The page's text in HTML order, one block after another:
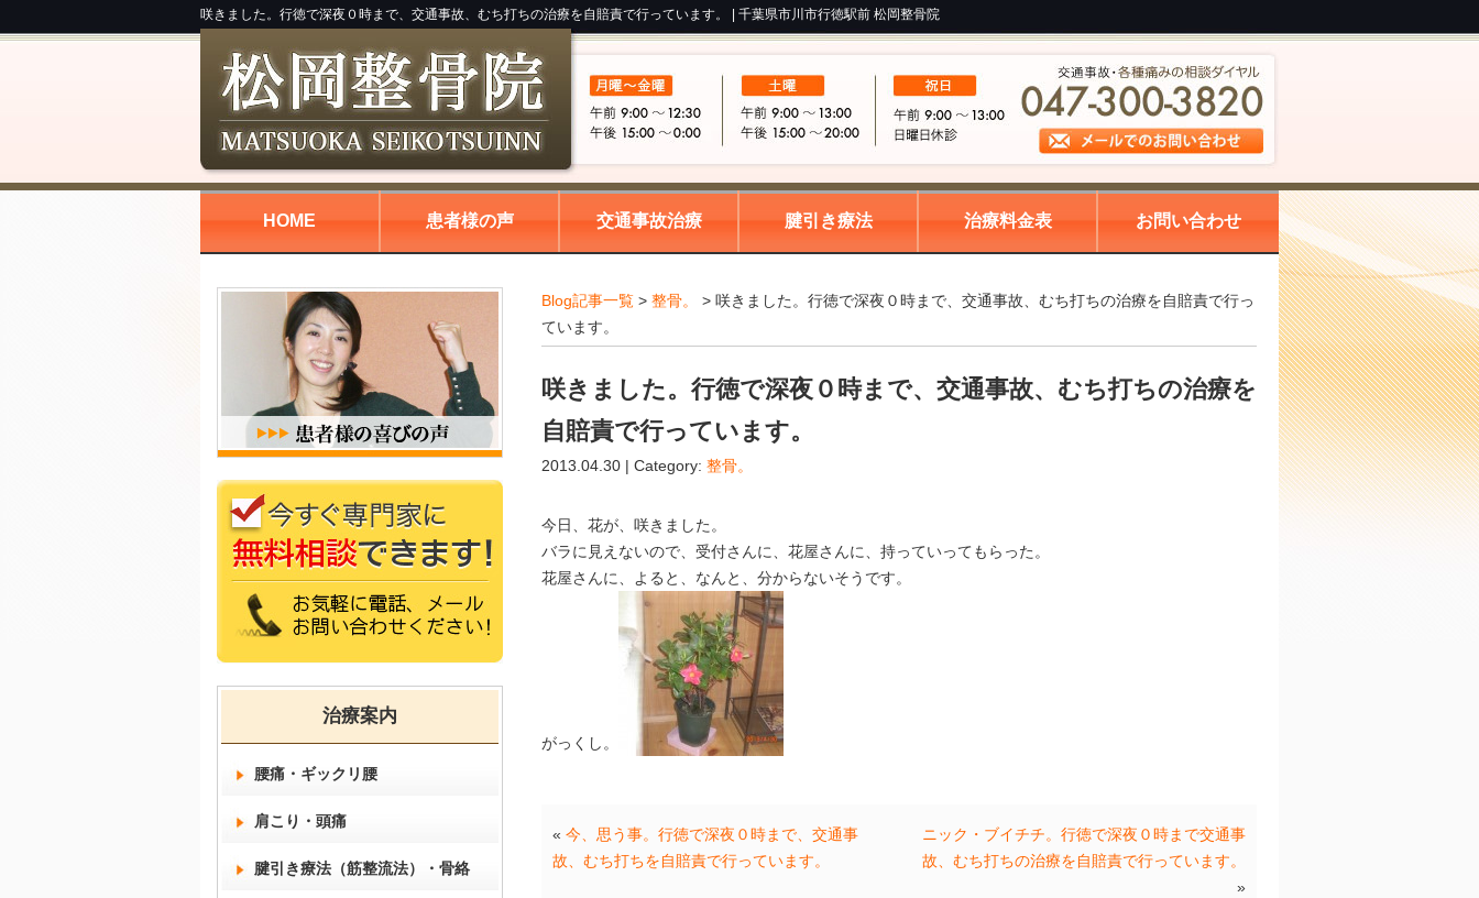
咲きました。行徳で深夜０時まで、交通事故、むち打ちの治療を自賠責で行っています。 | 千葉県市川市行徳駅前 松岡整骨院
HOME 患者様の声 交通事故治療 腱引き療法 治療料金表 お問い合わせ
Blog記事一覧 > 整骨。
> 咲きました。行徳で深夜０時まで、交通事故、むち打ちの治療を自賠責で行っ
ています。
咲きました。行徳で深夜０時まで、交通事故、むち打ちの治療を
自賠責で行っています。
2013.04.30 | Category: 整骨。
今日、花が、咲きました。
バラに見えないので、受付さんに、花屋さんに、持っていってもらった。
花屋さんに、よると、なんと、分からないそうです。
がっくし。
ニック・ブイチチ。行徳で深夜０時まで交通事
故、むち打ちの治療を自賠責で行っています。
»
« 今、思う事。行徳で深夜０時まで、交通事
故、むち打ちを自賠責で行っています。
治療案内
腰痛・ギックリ腰
肩こり・頭痛
腱引き療法（筋整流法）・骨絡